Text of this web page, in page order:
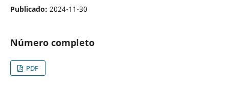
Publicado: 2024-11-30
Número completo
PDF